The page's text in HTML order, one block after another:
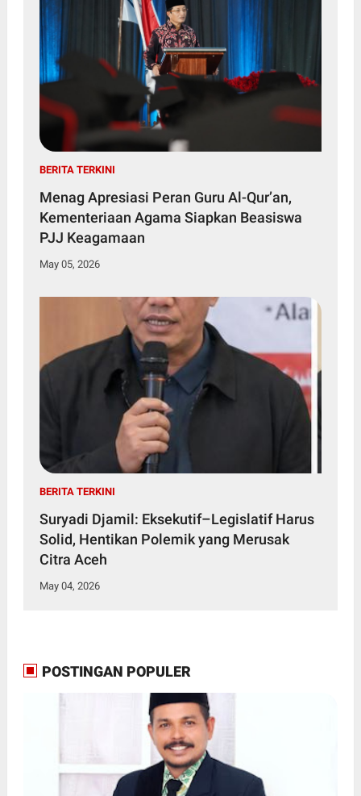
BERITA TERKINI
Menag Apresiasi Peran Guru Al-Qur’an,
Kementeriaan Agama Siapkan Beasiswa
PJJ Keagamaan
May 05, 2026
BERITA TERKINI
Suryadi Djamil: Eksekutif–Legislatif Harus
Solid, Hentikan Polemik yang Merusak
Citra Aceh
May 04, 2026
POSTINGAN POPULER